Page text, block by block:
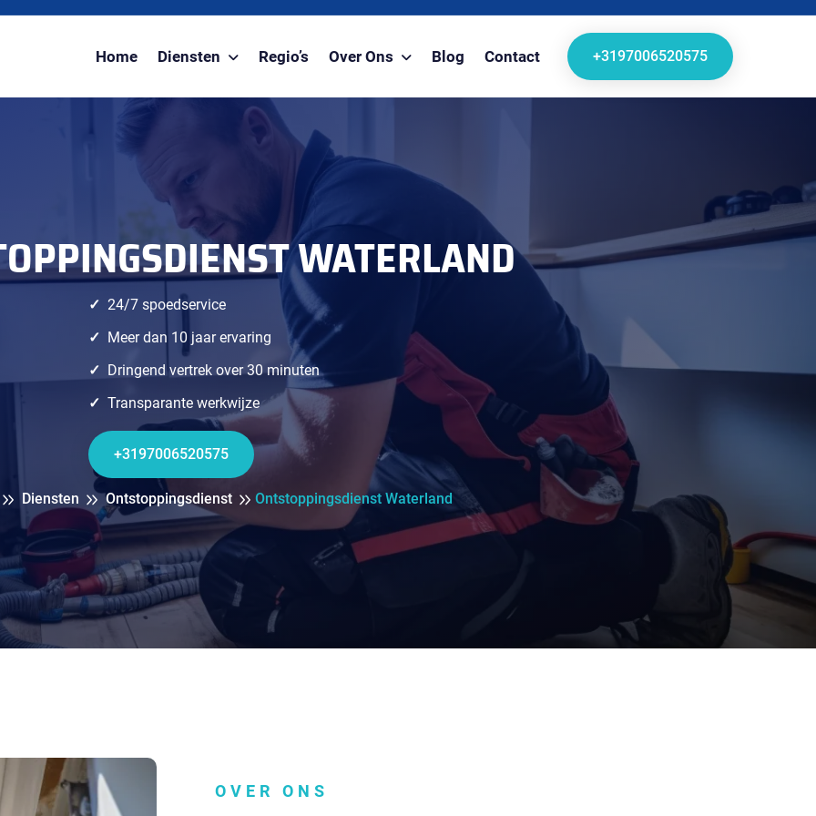
Home Diensten Regio’s Over Ons Blog Contact +3197006520575
WATERLAND
24/7 spoedservice
Meer dan 10 jaar ervaring
Dringend vertrek over 30 minuten
Transparante werkwijze
+3197006520575
Diensten Ontstoppingsdienst Ontstoppingsdienst Waterland
OVER ONS